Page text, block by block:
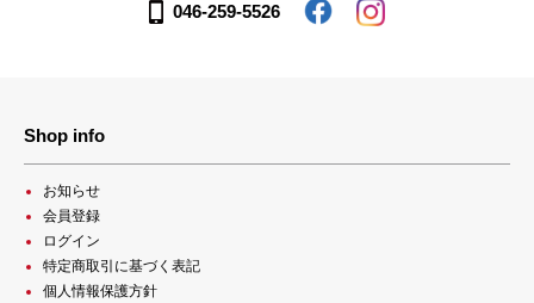
046-259-5526
Shop info
お知らせ
会員登録
ログイン
特定商取引に基づく表記
個人情報保護方針